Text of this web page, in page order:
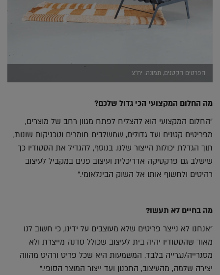
הפרטים הקטנים, תמונה: יח"צ
מה החלום המקצועי הכי גדול שלכם?
"החלום המקצועי הוא להצליח לפתח מגוון רחב של מוצרים,
מפריטים קטנים ועד גדולים, שמשלבים חומרים וטכניקות שונות,
תוך הגדלת יכולות הייצור שלנו. בנוסף, להגדיל את הסטודיו כך
שישלב גם פרקטיקה אדריכלית ועיצוב פנים במקביל לעיצוב
רהיטים ולחשוף אותו אל השוק הבינלאומי."
מה בחיים לא תעשו?
"אנחנו לא נייצר פריטים שלא מעוצבים על ידינו, כי חשוב לנו
מאוד שהסטודיו יהיה בית לעיצוב שכולל סדנה מייצרת ולא
מסגרייה/נגרייה בלבד. המשמעות היא שכל פריט ורהיט מהווה
יצירה שלמה, מהעיצוב, התכנון ועד ייצור המוצר הסופי."